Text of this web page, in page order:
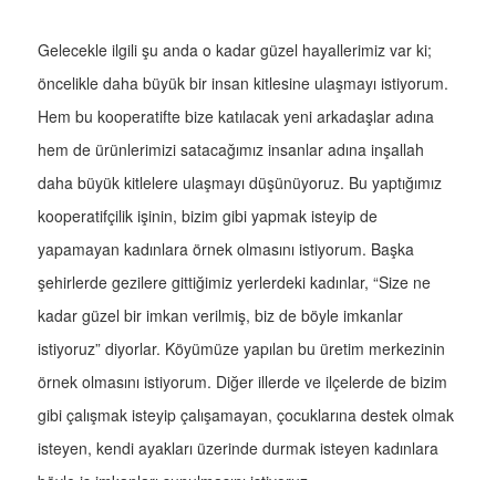
Gelecekle ilgili şu anda o kadar güzel hayallerimiz var ki;
öncelikle daha büyük bir insan kitlesine ulaşmayı istiyorum.
Hem bu kooperatifte bize katılacak yeni arkadaşlar adına
hem de ürünlerimizi satacağımız insanlar adına inşallah
daha büyük kitlelere ulaşmayı düşünüyoruz. Bu yaptığımız
kooperatifçilik işinin, bizim gibi yapmak isteyip de
yapamayan kadınlara örnek olmasını istiyorum. Başka
şehirlerde gezilere gittiğimiz yerlerdeki kadınlar, “Size ne
kadar güzel bir imkan verilmiş, biz de böyle imkanlar
istiyoruz” diyorlar. Köyümüze yapılan bu üretim merkezinin
örnek olmasını istiyorum. Diğer illerde ve ilçelerde de bizim
gibi çalışmak isteyip çalışamayan, çocuklarına destek olmak
isteyen, kendi ayakları üzerinde durmak isteyen kadınlara